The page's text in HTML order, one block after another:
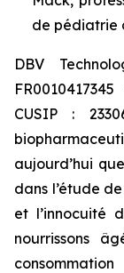
de pédiatrie
DBV
CUSIP :
aujourd’hui
dans l’étude
et l’innocuité
nourrissons